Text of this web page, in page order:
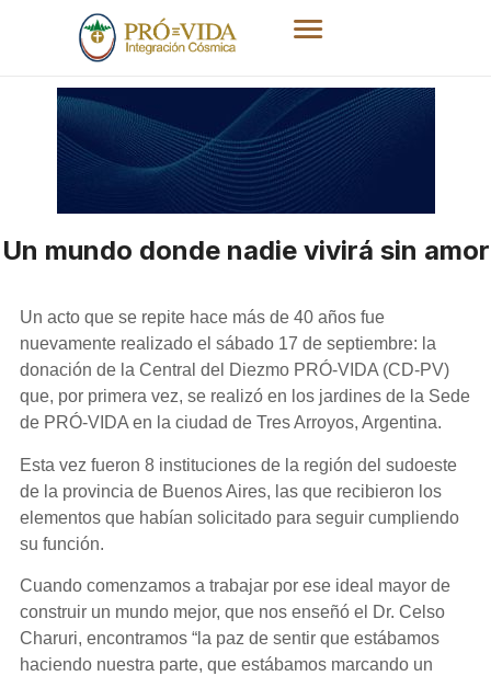
Un mundo donde nadie vivirá sin amor
Un acto que se repite hace más de 40 años fue
nuevamente realizado el sábado 17 de septiembre: la
donación de la Central del Diezmo PRÓ-VIDA (CD-PV)
que, por primera vez, se realizó en los jardines de la Sede
de PRÓ-VIDA en la ciudad de Tres Arroyos, Argentina.
Esta vez fueron 8 instituciones de la región del sudoeste
de la provincia de Buenos Aires, las que recibieron los
elementos que habían solicitado para seguir cumpliendo
su función.
Cuando comenzamos a trabajar por ese ideal mayor de
construir un mundo mejor, que nos enseñó el Dr. Celso
Charuri, encontramos “la paz de sentir que estábamos
haciendo nuestra parte, que estábamos marcando un